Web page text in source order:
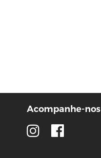
Acompanhe-nos